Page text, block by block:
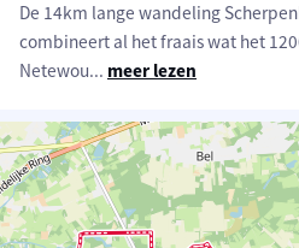
De 14km lange wandeling
combineert al het fraais wat het
Netewou... meer lezen